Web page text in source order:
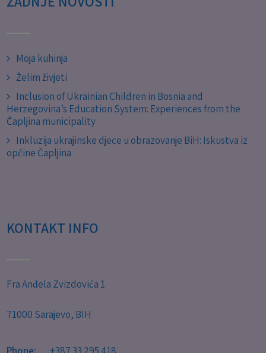
Moja kuhinja
Želim živjeti
Inclusion of Ukrainian Children in Bosnia and
Herzegovina’s Education System: Experiences from the
Čapljina municipality
Inkluzija ukrajinske djece u obrazovanje BiH: Iskustva iz
općine Čapljina
KONTAKT INFO
Fra Anđela Zvizdovića 1
71000 Sarajevo, BIH